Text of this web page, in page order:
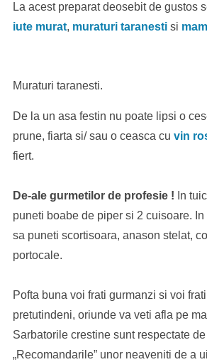
La acest preparat deosebit de gustos
iute murat, muraturi taranestisi
Muraturi taranesti.
De la un asa festin nu poate lipsi o
prune, fiarta si/ sau o ceasca cu vin
fiert.
De-ale gurmetilor de profesie ! In
puneti boabe de piper si 2 cuisoare.
sa puneti scortisoara, anason stelat,
portocale.
Pofta buna voi frati gurmanzi si voi
pretutindeni, oriunde va veti afla pe
Sarbatorile crestine sunt respectate
„Recomandarile” unor neaveniti de a